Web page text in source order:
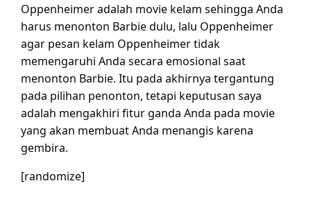
Oppenheimer adalah movie kelam sehingga Anda
harus menonton Barbie dulu, lalu Oppenheimer
agar pesan kelam Oppenheimer tidak
memengaruhi Anda secara emosional saat
menonton Barbie. Itu pada akhirnya tergantung
pada pilihan penonton, tetapi keputusan saya
adalah mengakhiri fitur ganda Anda pada movie
yang akan membuat Anda menangis karena
gembira.
[randomize]